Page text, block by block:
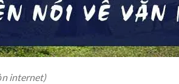
internet)